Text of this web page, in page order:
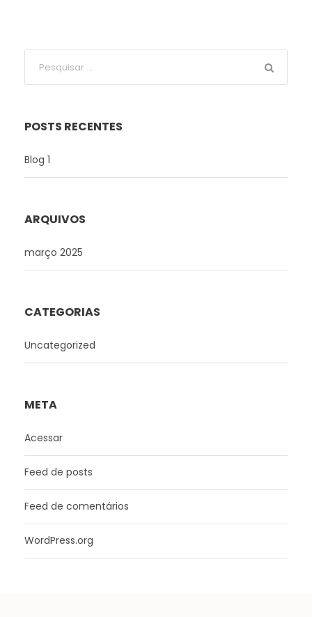
POSTS RECENTES
Blog 1
ARQUIVOS
março 2025
CATEGORIAS
Uncategorized
META
Acessar
Feed de posts
Feed de comentários
WordPress.org